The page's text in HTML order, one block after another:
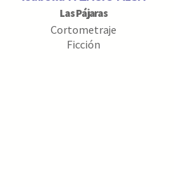
Las Pájaras
Cortometraje
Ficción